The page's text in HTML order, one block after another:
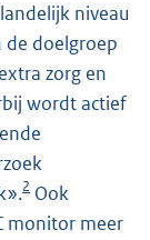
niveau
de doelgroep
zorg en
wordt actief
2 Ook
monitor meer